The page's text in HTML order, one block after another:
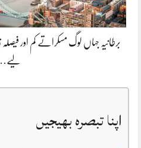
برطانیہ جہاں لوگ مسکراتے کم اور
لیے…
اپنا تبصرہ بھیجیں